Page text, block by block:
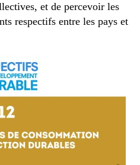
et de percevoir les
respectifs entre les pays et